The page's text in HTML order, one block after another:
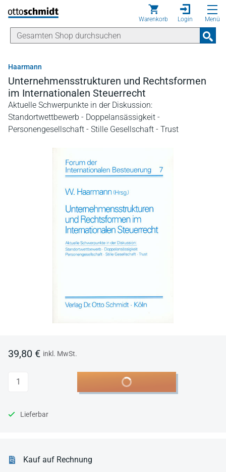
Direkt zum Inhalt
Warenkorb Login Menü
Haarmann
Unternehmensstrukturen und Rechtsformen
im Internationalen Steuerrecht
Aktuelle Schwerpunkte in der Diskussion:
Standortwettbewerb - Doppelansässigkeit -
Personengesellschaft - Stille Gesellschaft - Trust
39,80 € inkl. MwSt.
Anzahl In den Warenkorb
Lieferbar
Kauf auf Rechnung